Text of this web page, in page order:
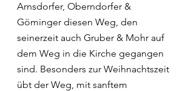
Arnsdorfer, Oberndorfer &
Göminger diesen Weg, den
seinerzeit auch Gruber & Mohr auf
dem Weg in die Kirche gegangen
sind. Besonders zur Weihnachtszeit
übt der Weg, mit sanftem